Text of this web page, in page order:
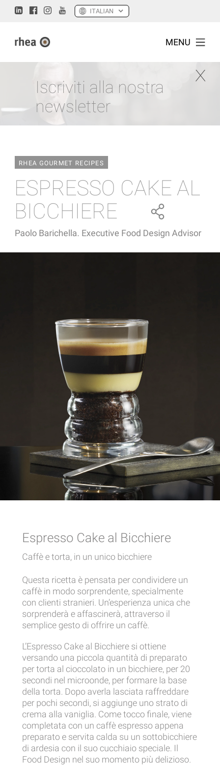
MENU
Iscriviti alla nostra
newsletter
RHEA GOURMET RECIPES
ESPRESSO CAKE AL
BICCHIERE
Paolo Barichella. Executive Food Design Advisor
Espresso Cake al Bicchiere
Caffè e torta, in un unico bicchiere
Questa ricetta è pensata per condividere un
caffè in modo sorprendente, specialmente
con clienti stranieri. Un’esperienza unica che
sorprenderà e affascinerà, attraverso il
semplice gesto di offrire un caffè.
L’Espresso Cake al Bicchiere si ottiene
versando una piccola quantità di preparato
per torta al cioccolato in un bicchiere, per 20
secondi nel microonde, per formare la base
della torta. Dopo averla lasciata raffreddare
per pochi secondi, si aggiunge uno strato di
crema alla vaniglia. Come tocco finale, viene
completata con un caffè espresso appena
preparato e servita calda su un sottobicchiere
di ardesia con il suo cucchiaio speciale. Il
Food Design nel suo momento più delizioso.